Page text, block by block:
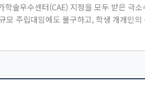
학술우수센터(CAE) 지정을 모두 받은 극
모 주립대임에도 불구하고, 학생 개개인